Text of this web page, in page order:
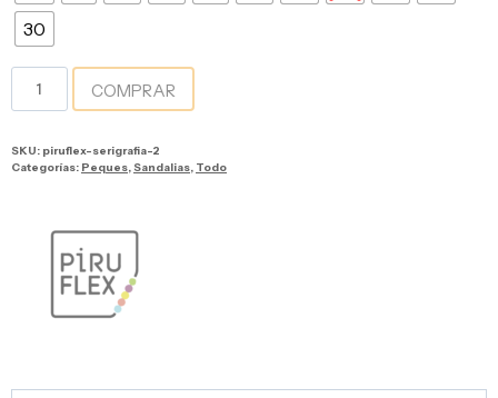
30
COMPRAR
SKU: piruflex-serigrafia-2
Categorías: Peques Sandalias Todo